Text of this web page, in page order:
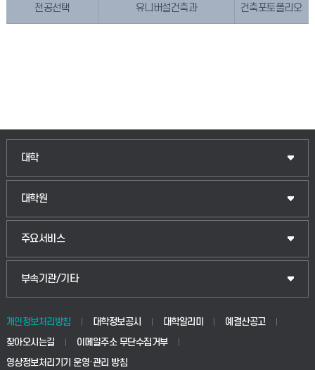
전공선택 유니버설건축과 건축포토폴리오
대학
인문융합공공인재학부
법경영학부
생명공학부
대학원
일반대학원
산업대학원
공공정책대학원
교육대학원
주요서비스
입학안내
웹메일
학사시스템(전문학사 및 전공심화)
부속기관/기타
중앙도서관
학생생활관(안성)
개인정보처리방침 대학정보공시 대학알리미
예결산공고
찾아오시는길
이메일주소 무단수집거부
영상정보처리기기 운영·관리 방침